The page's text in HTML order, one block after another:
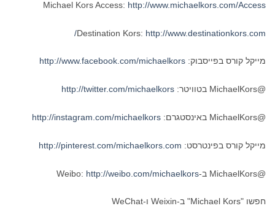
Michael Kors Access: http://www.michaelkors.com/Access
Destination Kors: http://www.destinationkors.com/
מייקל קורס בפייסבוק: http://www.facebook.com/michaelkors
@MichaelKors בטוויטר: http://twitter.com/michaelkors
@MichaelKors באינסטגרם: http://instagram.com/michaelkors
מייקל קורס בפינטרסט: http://pinterest.com/michaelkors.com
@MichaelKors ב-Weibo: http://weibo.com/michaelkors
חפשו "Michael Kors" ב-Weixin ו-WeChat